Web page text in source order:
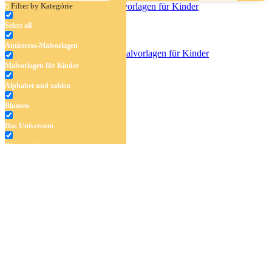
Filter by Kategórie
Select all
Antistress-Malvorlagen
Malvorlagen für Kinder
Alphabet und zahlen
Blumen
Das Universum
Dinosaurier
Roblox – Pferd
Roblox – Einhorn